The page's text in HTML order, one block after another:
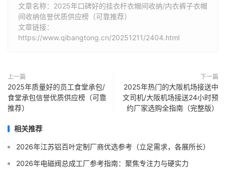
文章名称：2025年口碑好的挂衣杆衣帽间收纳/内衣裤子衣帽
间收纳信誉优质供应榜（可靠推荐）
文章链接：
https://www.qibangtong.cn/20251211/2404.html
上一篇
2025年质量好的员工食堂承包/
食堂承包信誉优质供应榜（可靠
推荐）
下一篇
2025年热门的大阪机场接送中
文司机/大阪机场接送24小时预
约厂家选购全指南（完整版）
相关推荐
2026年江苏铝百叶定制厂商优选参考（立足需求，各展所长）
2026年电磁阀总成工厂参考指南：聚焦专注力与硬实力